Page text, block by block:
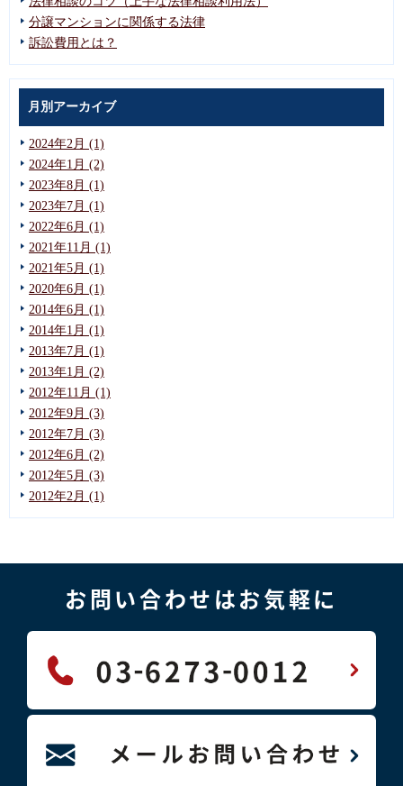
分譲マンションに関係する法律
訴訟費用とは？
月別アーカイブ
2024年2月 (1)
2024年1月 (2)
2023年8月 (1)
2023年7月 (1)
2022年6月 (1)
2021年11月 (1)
2021年5月 (1)
2020年6月 (1)
2014年6月 (1)
2014年1月 (1)
2013年7月 (1)
2013年1月 (2)
2012年11月 (1)
2012年9月 (3)
2012年7月 (3)
2012年6月 (2)
2012年5月 (3)
2012年2月 (1)
お問い合わせはお気軽に